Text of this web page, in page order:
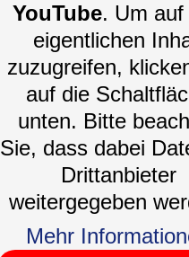
YouTube. Um auf
eigentlichen
zuzugreifen,
auf die
unten. Bitte
Sie, dass dabei
Drittanbieter
weitergegeben
Mehr